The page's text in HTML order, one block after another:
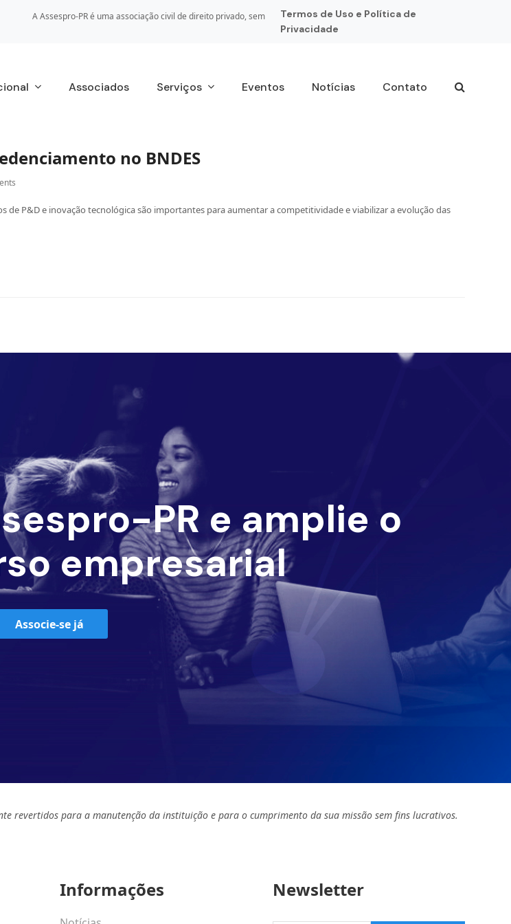
A Assespro-PR é uma associação civil de direito privado, sem
Termos de Uso e Política de
Privacidade
Associados Serviços Eventos Notícias Contato
no BNDES
P&D e inovação tecnológica são importantes para aumentar a competitividade e viabilizar a evolução das
PR e amplie o
empresarial
Associe-se já
revertidos para a manutenção da instituição e para o cumprimento da sua missão sem fins lucrativos.
Informações Newsletter